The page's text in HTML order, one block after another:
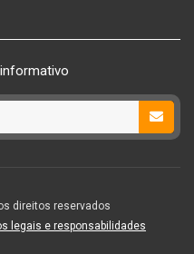
direitos reservados
legais e responsabilidades